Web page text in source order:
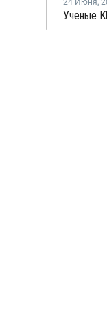
24 Июня,